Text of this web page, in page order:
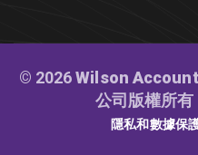
© 2026Wilson
公司版權所有
隱私和數據保